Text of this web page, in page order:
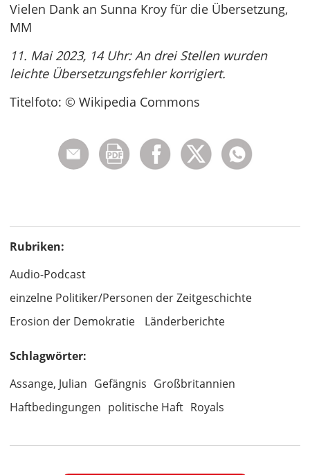
Vielen Dank an Sunna Kroy für die Übersetzung,
MM
11. Mai 2023, 14 Uhr: An drei Stellen wurden
leichte Übersetzungsfehler korrigiert.
Titelfoto: © Wikipedia Commons
Rubriken:
Audio-Podcast
einzelne Politiker/Personen der Zeitgeschichte
Erosion der Demokratie
Länderberichte
Schlagwörter:
Assange, Julian Gefängnis Großbritannien
Haftbedingungen politische Haft Royals